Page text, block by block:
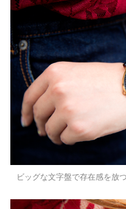
ビッグな文字盤で存在感を放